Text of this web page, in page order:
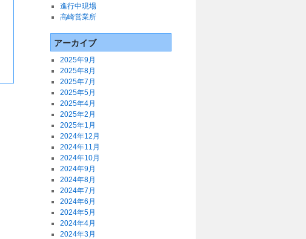
進行中現場
高崎営業所
アーカイブ
2025年9月
2025年8月
2025年7月
2025年5月
2025年4月
2025年2月
2025年1月
2024年12月
2024年11月
2024年10月
2024年9月
2024年8月
2024年7月
2024年6月
2024年5月
2024年4月
2024年3月